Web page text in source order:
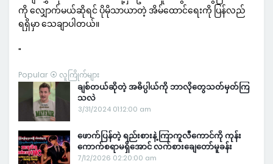
ကို လျှောက်မယ်ဆိုရင် ပိုမိုသာယာတဲ့ အိမ်ထောင်ရေးကို ပြန်လည်
ရရှိမှာ သေချာပါတယ်။
"
Popular ⦿ လူကြိုက်များ
ချစ်တယ်ဆိုတဲ့ အဓိပ္ပါယ်ကို ဘာလိုတွေသတ်မှတ်ကြ
သလဲ
3/31/2024 01:12:00 am
ဖောက်ပြန်တဲ့ ရည်းစားနဲ့ ကြာကူလီကောင်ကို ကုန်း
ကောက်စရာမရှိအောင် လက်စားချေတော်မူခန်း
7/12/2026 02:20:00 am